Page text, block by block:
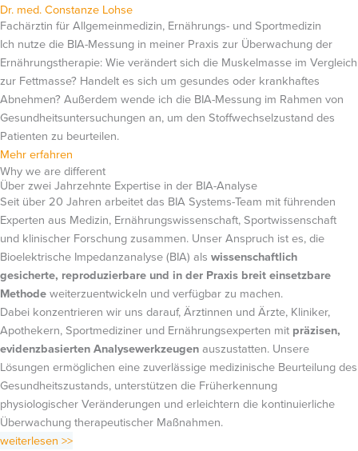
Dr. med. Constanze Lohse
Fachärztin für Allgemeinmedizin, Ernährungs- und Sportmedizin
Ich nutze die BIA-Messung in meiner Praxis zur Überwachung der
Ernährungstherapie: Wie verändert sich die Muskelmasse im Vergleich
zur Fettmasse? Handelt es sich um gesundes oder krankhaftes
Abnehmen? Außerdem wende ich die BIA-Messung im Rahmen von
Gesundheitsuntersuchungen an, um den Stoffwechselzustand des
Patienten zu beurteilen.
Mehr erfahren
Why we are different
Über zwei Jahrzehnte Expertise in der BIA-Analyse
Seit über 20 Jahren arbeitet das BIA Systems-Team mit führenden
Experten aus Medizin, Ernährungswissenschaft, Sportwissenschaft
und klinischer Forschung zusammen. Unser Anspruch ist es, die
Bioelektrische Impedanzanalyse (BIA) als wissenschaftlich
gesicherte, reproduzierbare und in der Praxis breit einsetzbare
Methodeweiterzuentwickeln und verfügbar zu machen.
Dabei konzentrieren wir uns darauf, Ärztinnen und Ärzte, Kliniker,
Apothekern, Sportmediziner und Ernährungsexperten mit präzisen,
evidenzbasierten Analysewerkzeugenauszustatten. Unsere
Lösungen ermöglichen eine zuverlässige medizinische Beurteilung des
Gesundheitszustands, unterstützen die Früherkennung
physiologischer Veränderungen und erleichtern die kontinuierliche
Überwachung therapeutischer Maßnahmen.
weiterlesen >>